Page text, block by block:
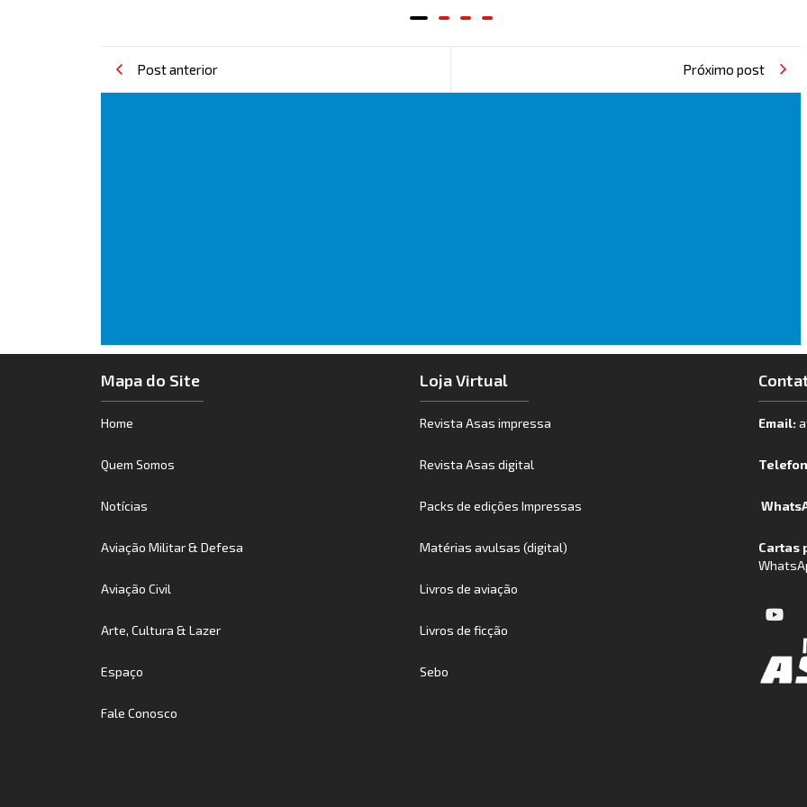
Post anterior Próximo post
Mapa do Site
Home
Quem Somos
Notícias
Aviação Militar & Defesa
Aviação Civil
Arte, Cultura & Lazer
Espaço
Fale Conosco
Loja Virtual
Revista Asas impressa
Revista Asas digital
Packs de edições Impressas
Matérias avulsas (digital)
Livros de aviação
Livros de ficção
Sebo
Email:
Cartas